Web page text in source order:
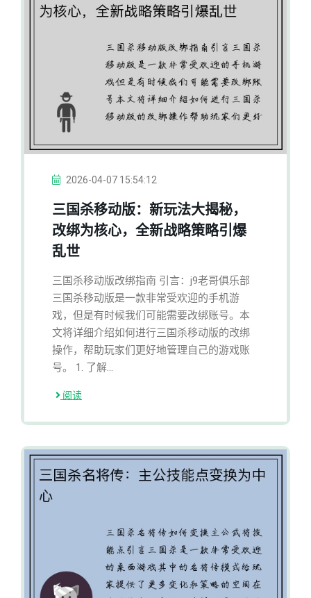
2026-04-07 15:54:12
三国杀移动版：新玩法大揭秘，
改绑为核心，全新战略策略引爆
乱世
三国杀移动版改绑指南 引言：j9老哥俱乐部
三国杀移动版是一款非常受欢迎的手机游
戏，但是有时候我们可能需要改绑账号。本
文将详细介绍如何进行三国杀移动版的改绑
操作，帮助玩家们更好地管理自己的游戏账
号。 1. 了解...
阅读